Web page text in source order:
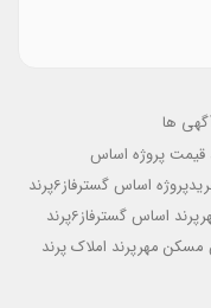
ها
قیمت پروژه اساس
اساس گسترفاز6پرند
اساس گسترفاز6پرند
مهرپرند املاک پرند